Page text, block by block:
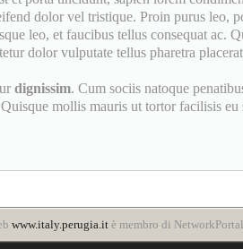
dolor vel tristique. Proin purus leo,
leo, et faucibus tellus consequat ac.
dolor vulputate tellus pharetra
dignissim. Cum sociis natoque
mollis mauris ut tortor facilisis eu
www.italy.perugia.itè membro di